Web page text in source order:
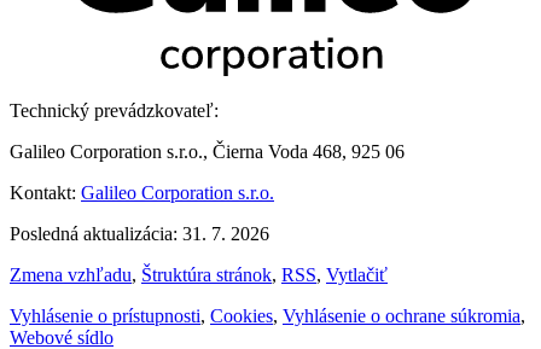
Technický prevádzkovateľ:
Galileo Corporation s.r.o., Čierna Voda 468, 925 06
Kontakt: Galileo Corporation s.r.o.
Posledná aktualizácia: 31. 7. 2026
Zmena vzhľadu, Štruktúra stránok, RSS, Vytlačiť
Vyhlásenie o prístupnosti, Cookies, Vyhlásenie o ochrane súkromia,
Webové sídlo